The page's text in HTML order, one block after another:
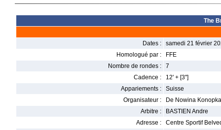
The
Dates :
samedi 21 février
Homologué par :
FFE
Nombre de rondes :
7
Cadence :
12' + [3'']
Appariements :
Suisse
Organisateur :
De Nowina
Arbitre :
BASTIEN Andre
Adresse :
Centre Sportif